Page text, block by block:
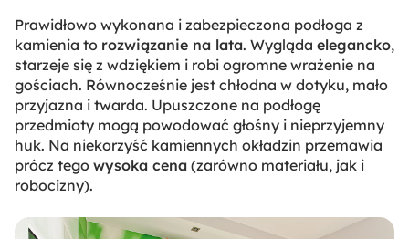
Prawidłowo wykonana i zabezpieczona podłoga z
kamienia to rozwiązanie na lata. Wygląda elegancko,
starzeje się z wdziękiem i robi ogromne wrażenie na
gościach. Równocześnie jest chłodna w dotyku, mało
przyjazna i twarda. Upuszczone na podłogę
przedmioty mogą powodować głośny i nieprzyjemny
huk. Na niekorzyść kamiennych okładzin przemawia
prócz tego wysoka cena (zarówno materiału, jak i
robocizny).